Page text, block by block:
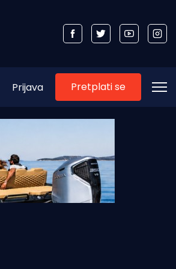
Prijava Pretplati se